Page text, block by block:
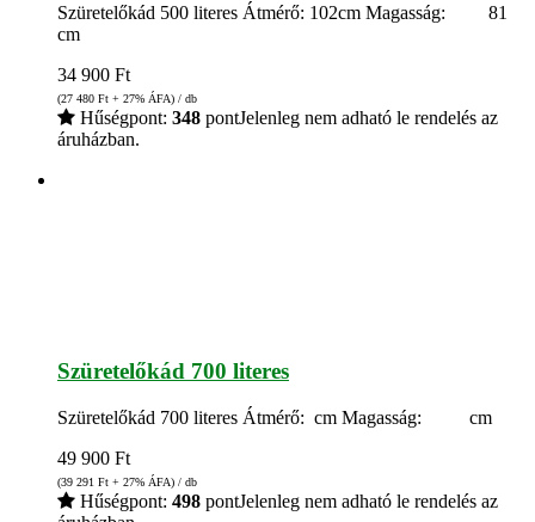
Szüretelőkád 500 literes Átmérő: 102cm Magasság: 81
cm
34 900 Ft
(27 480 Ft + 27% ÁFA) / db
Hűségpont: 348 pontJelenleg nem adható le rendelés az
áruházban.
Szüretelőkád 700 literes
Szüretelőkád 700 literes Átmérő: cm Magasság: cm
49 900 Ft
(39 291 Ft + 27% ÁFA) / db
Hűségpont: 498 pontJelenleg nem adható le rendelés az